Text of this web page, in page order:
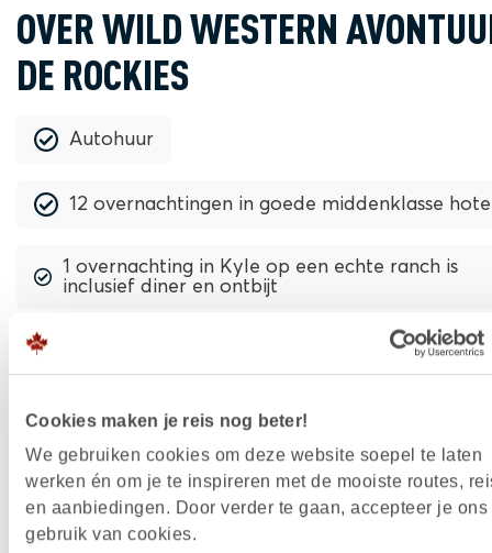
Cookies maken je reis nog beter!
We gebruiken cookies om deze website soepel te laten
werken én om je te inspireren met de mooiste routes,
en aanbiedingen. Door verder te gaan, accepteer je ons
gebruik van cookies.
OVER WILD WESTERN
DE ROCKIES
Autohuur
12 overnachtingen in goede middenklasse
1 overnachting in Kyle op een echte ranch is
inclusief diner en ontbijt
Entreeticket Wasnuskewin Heritage Park
Entreeticket en rondleiding Moose Jaw
Entreeticket en audio-tour Royal Canadian